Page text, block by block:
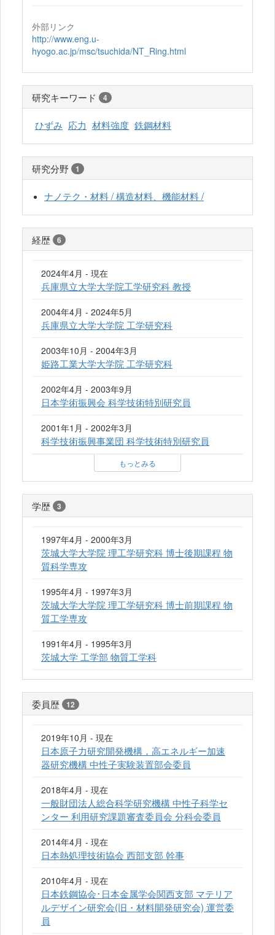
外部リンク
http://www.eng.u-
hyogo.ac.jp/msc/tsuchida/NT_Ring.html
研究キーワード 4
ひずみ 応力 材料強度 鉄鋼材料
研究分野 1
ナノテク・材料 / 構造材料、機能材料 /
経歴 6
2024年4月 - 現在
兵庫県立大学大学院工学研究科 教授
2004年4月 - 2024年5月
兵庫県立大学大学院 工学研究科
2003年10月 - 2004年3月
姫路工業大学大学院 工学研究科
2002年4月 - 2003年9月
日本学術振興会 科学技術特別研究員
2001年1月 - 2002年3月
科学技術振興事業団 科学技術特別研究員
もっとみる
学歴 3
1997年4月 - 2000年3月
茨城大学大学院 理工学研究科 博士後期課程 物
質科学専攻
1995年4月 - 1997年3月
茨城大学大学院 理工学研究科 博士前期課程 物
質工学専攻
1991年4月 - 1995年3月
茨城大学 工学部 物質工学科
委員歴 12
2019年10月 - 現在
日本原子力研究開発機構，高エネルギー加速
器研究機構 中性子実験装置部会委員
2018年4月 - 現在
一般財団法人総合科学研究機構 中性子科学セ
ンター 利用研究課題審査委員会 分科会委員
2014年4月 - 現在
日本熱処理技術協会 西部支部 幹事
2010年4月 - 現在
日本鉄鋼協会･日本金属学会関西支部 マテリア
ルデザイン研究会(旧・材料開発研究会) 運営委
員